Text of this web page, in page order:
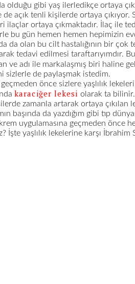
olduğu gibi yaş ilerledikçe ortaya
açık tenli kişilerde ortaya
ilaçlar ortaya çıkmaktadır. İlaç ile
bu gün hemen hemen hepimizin
da olan bu cilt hastalığının bir
tedavi edilmesi taraftarıyımdır.
ve adı ile markalaşmış biri haline
sizlerle de paylaşmak istedim.
önce sizlere yaşlılık
karaciğer lekesi olarak ta
zamanla artarak ortaya çıkılan
başında da yazdığım gibi tıp
uygulamasına geçmeden önce
İşte yaşlılık lekelerine karşı